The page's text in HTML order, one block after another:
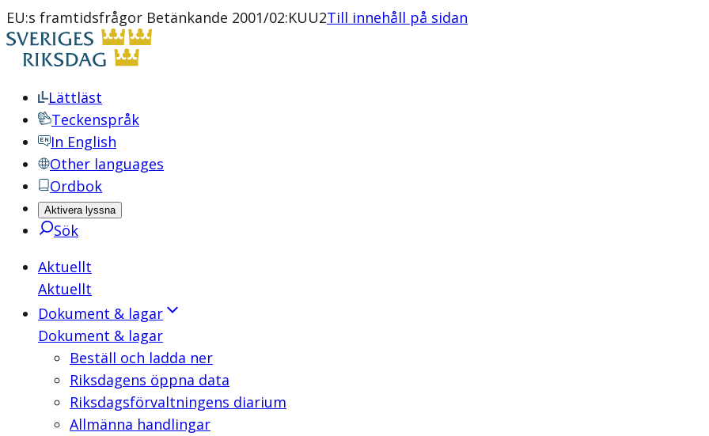
EU:s framtidsfrågor Betänkande 2001/02:KUU2Till innehåll på sidan
Lättläst
Teckenspråk
In English
Other languages
Ordbok
Aktivera lyssna
Sök
Aktuellt
Aktuellt
Dokument & lagar
Dokument & lagar
Beställ och ladda ner
Riksdagens öppna data
Riksdagsförvaltningens diarium
Allmänna handlingar